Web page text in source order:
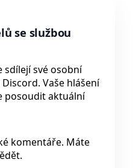
se službou
sdílejí své osobní
Vaše hlášení
posoudit aktuální
komentáře. Máte